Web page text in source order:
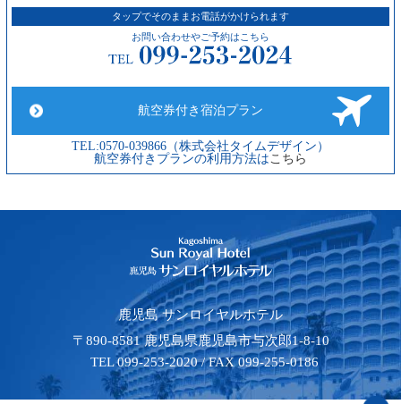
タップでそのままお電話がかけられます
お問い合わせやご予約はこちら
航空券付き宿泊プラン
TEL:0570-039866（株式会社タイムデザイン）
航空券付きプランの利用方法はこちら
鹿児島 サンロイヤルホテル
〒890-8581 鹿児島県鹿児島市与次郎1-8-10
TEL 099-253-2020 / FAX 099-255-0186